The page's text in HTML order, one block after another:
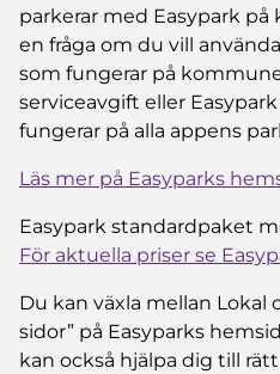
parkerar med Easypark
en fråga om du vill
som fungerar på
serviceavgift eller
fungerar på alla appens
Läs mer på Easyparks
Easypark standardpaket
För aktuella priser se
Du kan växla mellan Lokal
sidor” på Easyparks
kan också hjälpa dig till